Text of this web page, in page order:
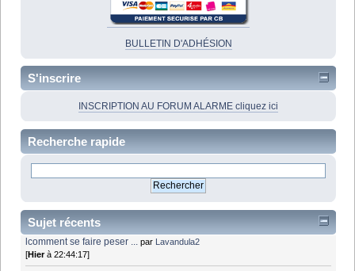
BULLETIN D'ADHÉSION
S'inscrire
INSCRIPTION AU FORUM ALARME cliquez ici
Recherche rapide
Sujet récents
lcomment se faire peser ... par Lavandula2
[Hierà 22:44:17]